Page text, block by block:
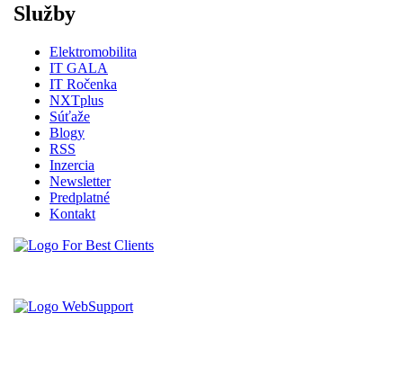
Služby
Elektromobilita
IT GALA
IT Ročenka
NXTplus
Súťaže
Blogy
RSS
Inzercia
Newsletter
Predplatné
Kontakt